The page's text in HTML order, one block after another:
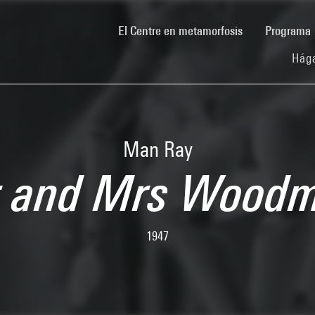
El Centre en metamorfosis(current)Programa
Man Ray
Mrs
1947